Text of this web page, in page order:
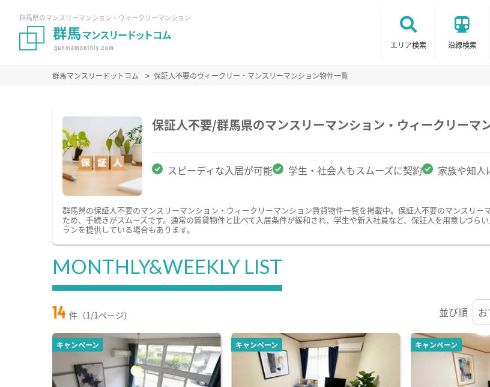
群馬県のマンスリーマンション・ウィークリーマンション
エリア検索 沿線検索
群馬マンスリードットコム 保証人不要のウィークリー・マンスリーマンション物件一覧
保証人不要/群馬県のマンスリーマンション・ウィークリーマ
スピーディな入居が可能 学生・社会人もスムーズに契約 家族や知人
群馬県の保証人不要のマンスリーマンション・ウィークリーマンション賃貸物件一覧を掲載中。保証人不要のマンスリ
ため、手続きがスムーズです。通常の賃貸物件と比べて入居条件が緩和され、学生や新入社員など、保証人を用意しづら
ランを提供している場合もあります。
MONTHLY&WEEKLY LIST
14 件（1/1ページ） 並び順
キャンペーン キャンペーン キャンペーン